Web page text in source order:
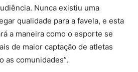
Nunca existiu uma
qualidade para a favela, e esta
a maneira como o esporte se
de maior captação de atletas
as comunidades”.